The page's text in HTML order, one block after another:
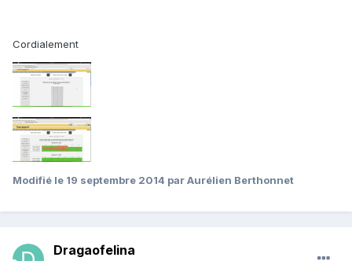
Cordialement
Modifié le 19 septembre 2014 par Aurélien Berthonnet
Dragaofelina